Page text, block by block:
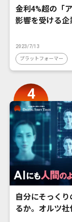
金利4%超の「
影響を受ける企
2023/7/13
プラットフォーマー
自分にそっく
るか。オルツ社